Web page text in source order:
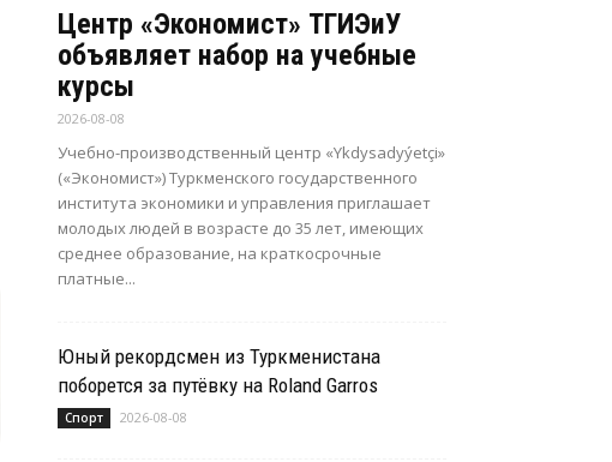
Центр «Экономист» ТГИЭиУ
объявляет набор на учебные
курсы
2026-08-08
Учебно-производственный центр «Ykdysadyýetçi»
(«Экономист») Туркменского государственного
института экономики и управления приглашает
молодых людей в возрасте до 35 лет, имеющих
среднее образование, на краткосрочные
платные...
Юный рекордсмен из Туркменистана
поборется за путёвку на Roland Garros
Спорт 2026-08-08